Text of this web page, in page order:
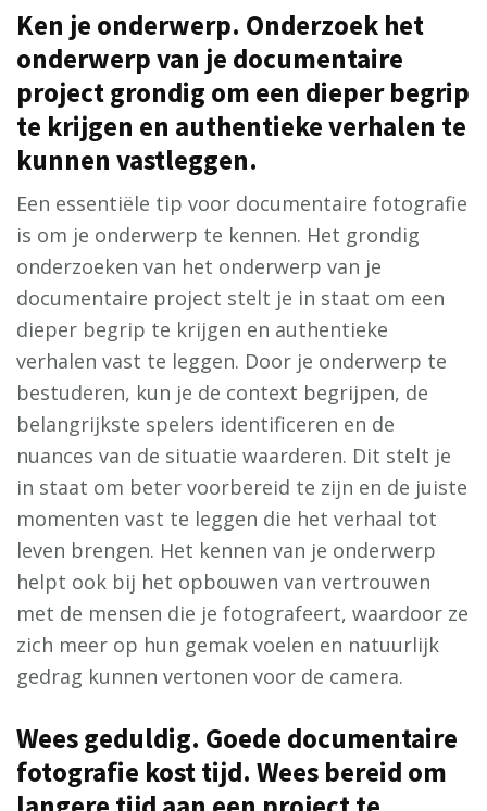
Ken je onderwerp. Onderzoek het
onderwerp van je documentaire
project grondig om een dieper begrip
te krijgen en authentieke verhalen te
kunnen vastleggen.
Een essentiële tip voor documentaire fotografie
is om je onderwerp te kennen. Het grondig
onderzoeken van het onderwerp van je
documentaire project stelt je in staat om een
dieper begrip te krijgen en authentieke
verhalen vast te leggen. Door je onderwerp te
bestuderen, kun je de context begrijpen, de
belangrijkste spelers identificeren en de
nuances van de situatie waarderen. Dit stelt je
in staat om beter voorbereid te zijn en de juiste
momenten vast te leggen die het verhaal tot
leven brengen. Het kennen van je onderwerp
helpt ook bij het opbouwen van vertrouwen
met de mensen die je fotografeert, waardoor ze
zich meer op hun gemak voelen en natuurlijk
gedrag kunnen vertonen voor de camera.
Wees geduldig. Goede documentaire
fotografie kost tijd. Wees bereid om